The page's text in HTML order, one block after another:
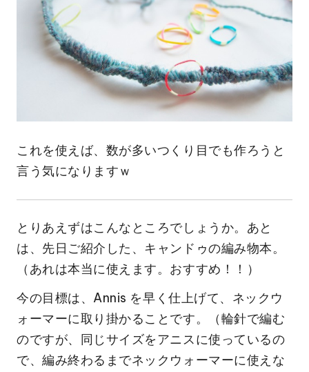
これを使えば、数が多いつくり目でも作ろうと
言う気になりますｗ
とりあえずはこんなところでしょうか。あと
は、先日ご紹介した、キャンドゥの編み物本。
（あれは本当に使えます。おすすめ！！）
今の目標は、Annis を早く仕上げて、ネックウ
ォーマーに取り掛かることです。（輪針で編む
のですが、同じサイズをアニスに使っているの
で、編み終わるまでネックウォーマーに使えな